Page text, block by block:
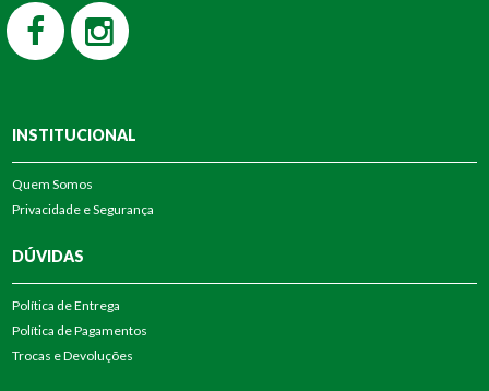
INSTITUCIONAL
Quem Somos
Privacidade e Segurança
DÚVIDAS
Política de Entrega
Política de Pagamentos
Trocas e Devoluções